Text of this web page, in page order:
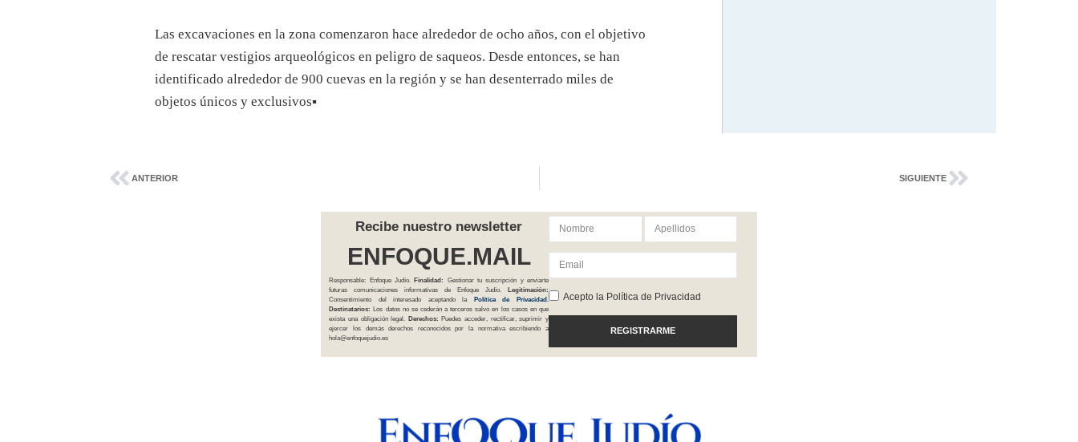
Las excavaciones en la zona comenzaron hace alrededor de ocho años, con el objetivo
de rescatar vestigios arqueológicos en peligro de saqueos. Desde entonces, se han
identificado alrededor de 900 cuevas en la región y se han desenterrado miles de
objetos únicos y exclusivos▪
ANTERIOR SIGUIENTE
Recibe nuestro newsletter
ENFOQUE.MAIL
Responsable: Enfoque Judío. Finalidad:
Gestionar tu suscripción y enviarte
futuras comunicaciones informativas de Enfoque Judío.
Legitimación:
Consentimiento del interesado aceptando la
Políticade Privacidad.
Destinatarios: Los datos no se cederán a terceros salvo en los casos en que
exista una obligación legal. Derechos: Puedes acceder, rectificar, suprimir y
ejercer los demás derechos reconocidos por la normativa escribiendo a
hola@enfoquejudio.es
Acepto la Política de Privacidad
REGISTRARME